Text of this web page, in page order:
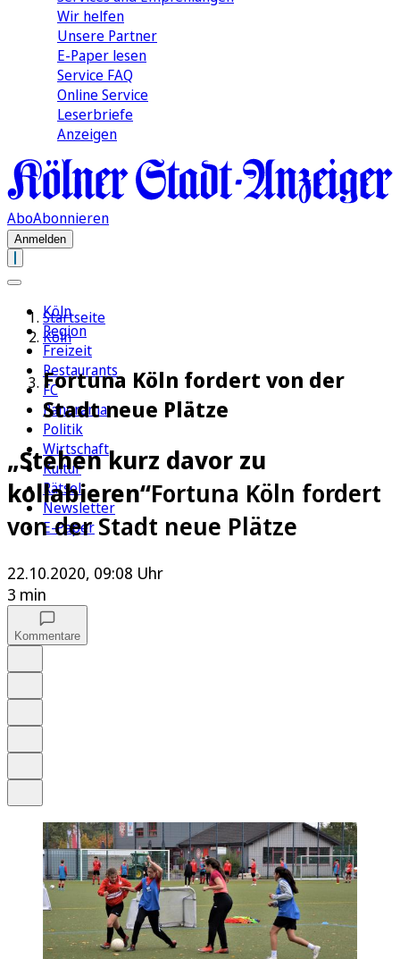
Wir helfen
Unsere Partner
E-Paper lesen
Service FAQ
Online Service
Leserbriefe
Anzeigen
AboAbonnieren
Anmelden
Köln
Region
Freizeit
Restaurants
FC
Panorama
Politik
Wirtschaft
Kultur
Rätsel
Newsletter
E-Paper
Startseite
Köln
Fortuna Köln fordert von der
Stadt neue Plätze
„Stehen kurz davor zu
kollabieren“Fortuna Köln fordert
von der Stadt neue Plätze
22.10.2020, 09:08 Uhr
3 min
Kommentare